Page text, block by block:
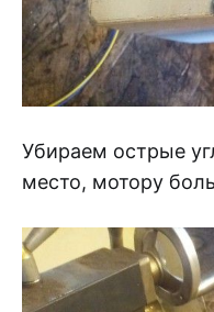
Убираем острые
место, мотору